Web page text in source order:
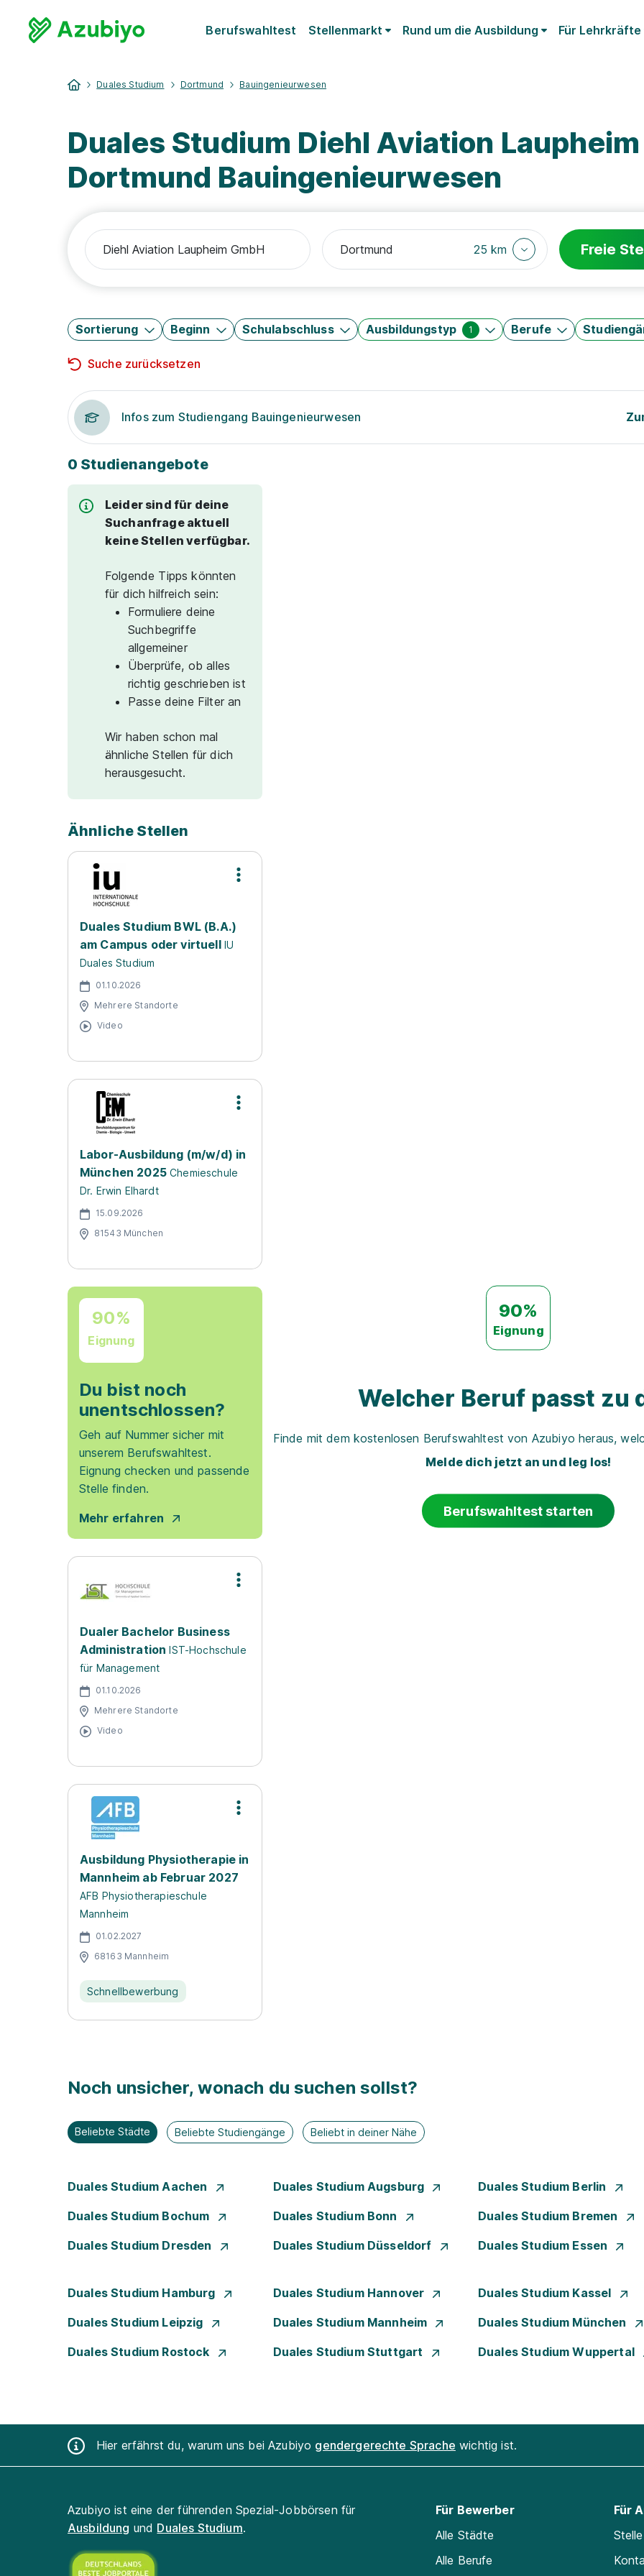
Berufswahltest Stellenmarkt Rund um die Ausbildung Für Lehrkräfte
Duales Studium Dortmund Bauingenieurwesen
Duales Studium Diehl Aviation Laupheim
Dortmund Bauingenieurwesen
25 km Freie
Sortierung Beginn Schulabschluss Ausbildungstyp 1 Berufe
Suche zurücksetzen
Infos zum Studiengang Bauingenieurwesen
0 Studienangebote
Leider sind für deine
Suchanfrage aktuell
keine Stellen verfügbar.
Folgende Tipps könnten
für dich hilfreich sein:
Formuliere deine
Suchbegriffe
allgemeiner
Überprüfe, ob alles
richtig geschrieben ist
Passe deine Filter an
Wir haben schon mal
ähnliche Stellen für dich
herausgesucht.
Ähnliche Stellen
Duales Studium BWL (B.A.)
am Campus oder virtuell IU
Duales Studium
01.10.2026
Mehrere Standorte
Video
Labor-Ausbildung (m/w/d) in
München 2025 Chemieschule
Dr. Erwin Elhardt
15.09.2026
81543 München
90%
Eignung
Du bist noch
unentschlossen?
Geh auf Nummer sicher mit
unserem Berufswahltest.
Eignung checken und passende
Stelle finden.
Mehr erfahren
Dualer Bachelor Business
Administration IST-Hochschule
für Management
01.10.2026
Mehrere Standorte
Video
Ausbildung Physiotherapie in
Mannheim ab Februar 2027
AFB Physiotherapieschule
Mannheim
01.02.2027
68163 Mannheim
Schnellbewerbung
90%
Eignung
Welcher Beruf passt zu
Finde mit dem kostenlosen Berufswahltest von Azubiyo heraus,
Melde dich jetzt an und leg los!
Berufswahltest starten
Noch unsicher, wonach du suchen sollst?
Beliebte Städte Beliebte Studiengänge Beliebt in deiner Nähe
Duales Studium Aachen Duales Studium Augsburg Duales Studium Berlin
Duales Studium Bochum Duales Studium Bonn Duales Studium Bremen
Duales Studium Dresden Duales Studium Düsseldorf Duales Studium Essen
Duales Studium Hamburg Duales Studium Hannover Duales Studium Kassel
Duales Studium Leipzig Duales Studium Mannheim Duales Studium München
Duales Studium Rostock Duales Studium Stuttgart Duales Studium Wuppertal
Hier erfährst du, warum uns bei Azubiyo gendergerechte Sprache wichtig ist.
Azubiyo ist eine der führenden Spezial-Jobbörsen für
Ausbildung und Duales Studium.
Für Bewerber
Alle Städte
Alle Berufe
Für